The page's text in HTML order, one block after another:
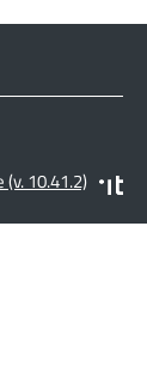
10.41.2)